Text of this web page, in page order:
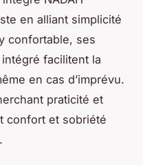
en alliant simplicité
confortable, ses
facilitent la
en cas d’imprévu.
praticité et
confort et sobriété